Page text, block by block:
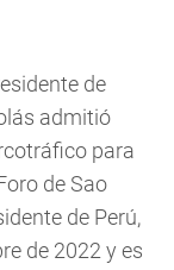
de
admitió
para
de Sao
de Perú,
de 2022 y es